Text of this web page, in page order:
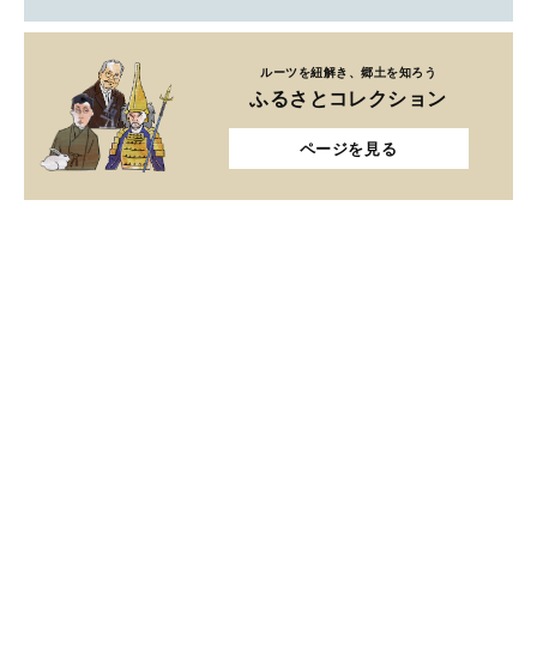
ルーツを紐解き、郷土を知ろう
ふるさとコレクション
ページを見る